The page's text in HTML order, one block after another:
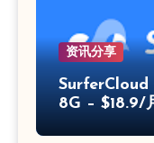
资讯分享
SurferCloud
8G – $18.9/